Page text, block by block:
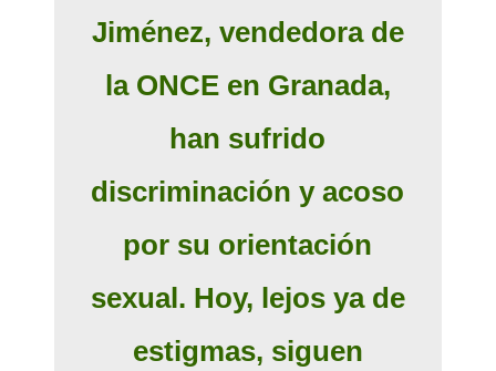
Jiménez, vendedora de
la ONCE en Granada,
han sufrido
discriminación y acoso
por su orientación
sexual. Hoy, lejos ya de
estigmas, siguen